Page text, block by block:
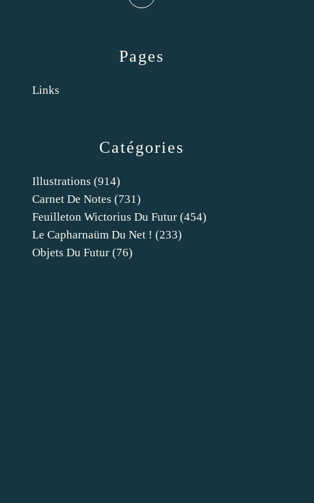
Catégories
Illustrations (914)
Carnet De Notes (731)
Feuilleton Wictorius Du Futur (454)
Le Capharnaüm Du Net ! (233)
Objets Du Futur (76)
Pages
Links